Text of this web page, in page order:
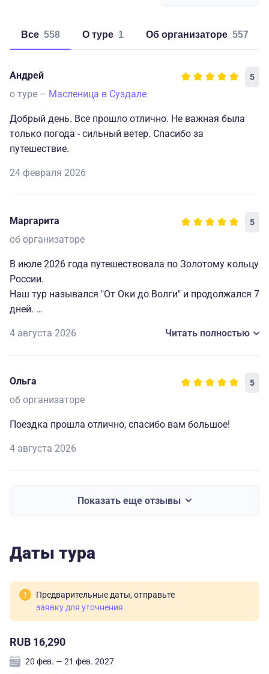
Все 558 о туре 1 об организаторе 557
Андрей 5
о туре – Масленица в Суздале
Добрый день. Все прошло отлично. Не важная была
только погода - сильный ветер. Спасибо за
путешествие.
24 февраля 2026
Маргарита 5
об организаторе
В июле 2026 года путешествовала по Золотому кольцу
России.
Наш тур назывался "От Оки до Волги" и продолжался 7
дней.
Хочу выразить благодарность организаторам и всей
интересно и эмоционально рассказывала обо всём,
что встречалось по пути, но и проявляла заботу о
Отличное размещение в гостиницах с прекрасным
экскурсоводов, которых хотелось слушать.
Рекомендую от души.
4 августа 2026 Читать полностью
Ольга 5
об организаторе
Поездка прошла отлично, спасибо вам большое!
4 августа 2026
Показать еще отзывы
Даты тура
Предварительные даты, отправьте
заявку для уточнения
RUB 16,290
20 фев. — 21 фев. 2027